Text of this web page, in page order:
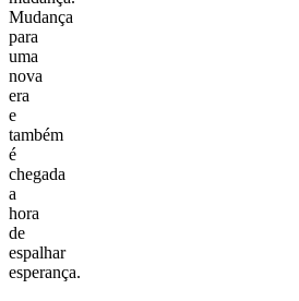
Mudança
para
uma
nova
era
e
também
é
chegada
a
hora
de
espalhar
esperança.